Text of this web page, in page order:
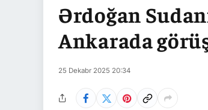
Ərdoğan
Ankarada
25 Dekabr 2025 20:34